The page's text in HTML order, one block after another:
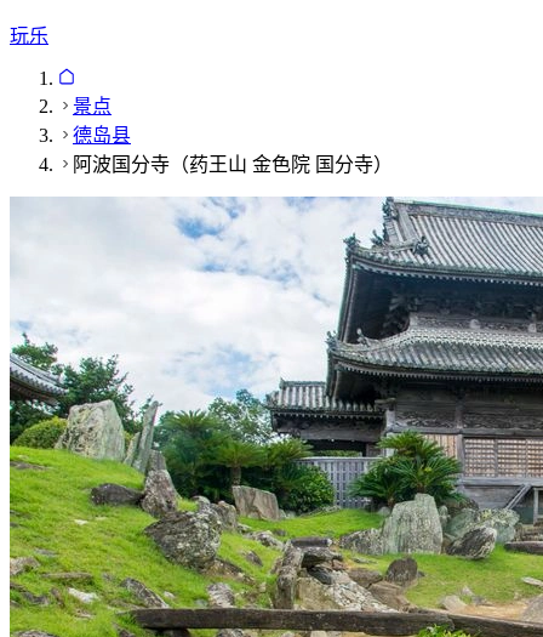
玩乐
景点
德岛县
阿波国分寺（药王山 金色院 国分寺）